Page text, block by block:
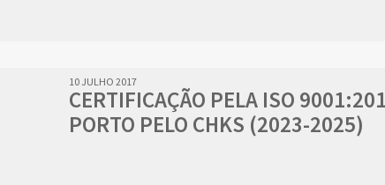
10 JULHO 2017
CERTIFICAÇÃO PELA ISO
PORTO PELO CHKS (2023-2025)